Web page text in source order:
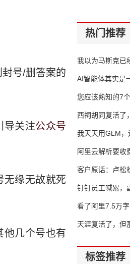
号/删答案的
导关注公众号
无缘无故就死
他几个号也有
热门推荐
我以为马斯克
AI智能体其实是
错过了
您应该熟知的7
西祠胡同复活了
我天天用GLM
16万亿
阿里云解析要收
客户原话：卢松
钉钉员工喊累，
了
看了阿里7.5万
天涯复活了，但
标签推荐